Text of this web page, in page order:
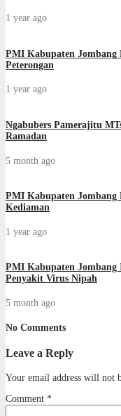
1 year ago
PMI Kabupaten Jombang
Peterongan
1 year ago
Ngabubers Pamerajitu
Ramadan
5 month ago
PMI Kabupaten Jombang
Kediaman
1 year ago
PMI Kabupaten Jombang
Penyakit Virus Nipah
5 month ago
No Comments
Leave a Reply
Your email address will not
Comment *